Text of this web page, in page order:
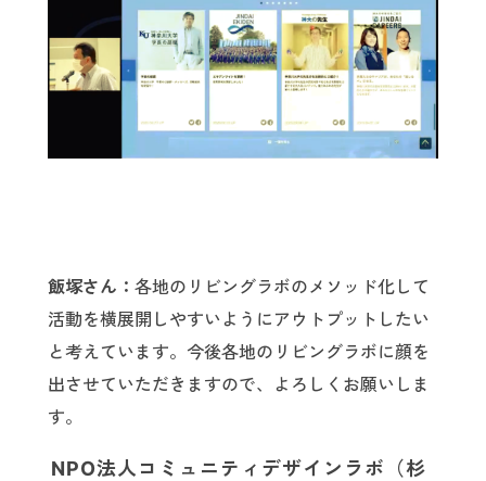
飯塚さん： 各地のリビングラボのメソッド化して
活動を横展開しやすいようにアウトプットしたい
と考えています。今後各地のリビングラボに顔を
出させていただきますので、よろしくお願いしま
す。
NPO法人コミュニティデザインラボ（杉